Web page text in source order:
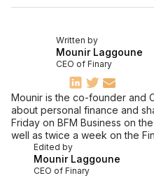
Edited by
Mounir Laggoune
CEO of Finary
Written by
Mounir Laggoune
CEO of Finary
Mounir is the co-founder and
about personal finance and
Friday on BFM Business on
well as twice a week on the